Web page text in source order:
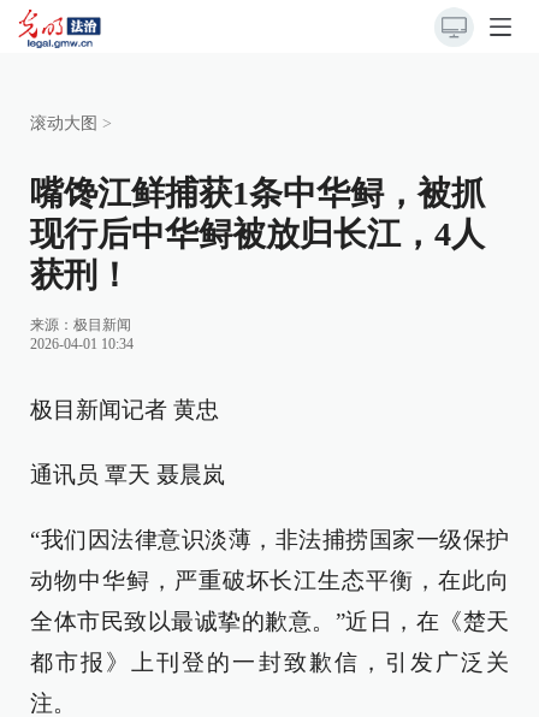
滚动大图 >
嘴馋江鲜捕获1条中华鲟，被抓
现行后中华鲟被放归长江，4人
获刑！
来源： 极目新闻
2026-04-01 10:34
极目新闻记者 黄忠
通讯员 覃天 聂晨岚
“我们因法律意识淡薄，非法捕捞国家一级保护
动物中华鲟，严重破坏长江生态平衡，在此向
全体市民致以最诚挚的歉意。”近日，在《楚天
都市报》上刊登的一封致歉信，引发广泛关
注。